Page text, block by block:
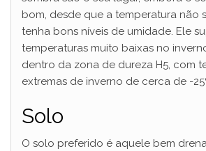
bom, desde que a temperatura não
tenha bons níveis de umidade. Ele
temperaturas muito baixas no
dentro da zona de dureza H5, com
extremas de inverno de cerca de -
Solo
O solo preferido é aquele bem